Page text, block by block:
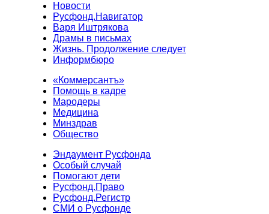
Новости
Русфонд.Навигатор
Варя Иштрякова
Драмы в письмах
Жизнь. Продолжение следует
Информбюро
«Коммерсантъ»
Помощь в кадре
Мародеры
Медицина
Минздрав
Общество
Эндаумент Русфонда
Особый случай
Помогают дети
Русфонд.Право
Русфонд.Регистр
СМИ о Русфонде